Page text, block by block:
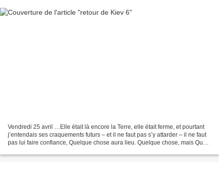
Vendredi 25 avril …Elle était là encore la Terre, elle était ferme, et pourtant
j’entendais ses craquements futurs – et il ne faut pas s’y attarder – il ne faut
pas lui faire confiance, Quelque chose aura lieu. Quelque chose, mais Quoi